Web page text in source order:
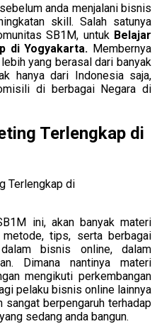
anda menjalani bisnis
skill. Salah satunya
SB1M, untuk Belajar
di Yogyakarta. Membernya
yang berasal dari banyak
hanya dari Indonesia saja,
di berbagai Negara di
Terlengkap di
ini, akan banyak materi
tips, serta berbagai
bisnis online, dalam
Dimana nantinya materi
mengikuti perkembangan
pelaku bisnis online lainnya
berpengaruh terhadap
sedang anda bangun.